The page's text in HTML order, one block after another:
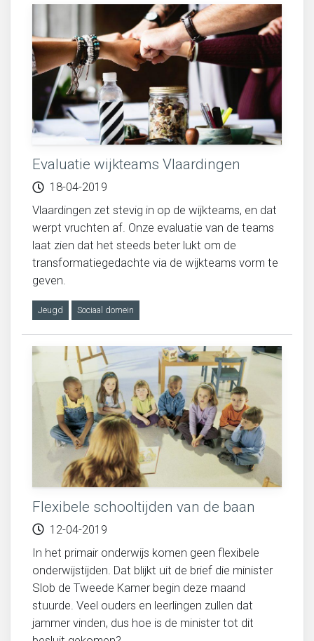
Evaluatie wijkteams Vlaardingen
18-04-2019
Vlaardingen zet stevig in op de wijkteams, en dat
werpt vruchten af. Onze evaluatie van de teams
laat zien dat het steeds beter lukt om de
transformatiegedachte via de wijkteams vorm te
geven.
Jeugd Sociaal domein
Flexibele schooltijden van de baan
12-04-2019
In het primair onderwijs komen geen flexibele
onderwijstijden. Dat blijkt uit de brief die minister
Slob de Tweede Kamer begin deze maand
stuurde. Veel ouders en leerlingen zullen dat
jammer vinden, dus hoe is de minister tot dit